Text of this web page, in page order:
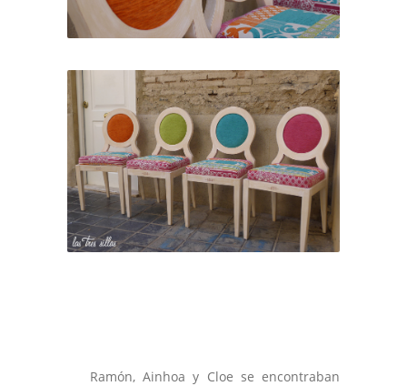
Ramón, Ainhoa y Cloe se encontraban